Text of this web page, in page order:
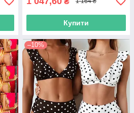
Купити
–10%